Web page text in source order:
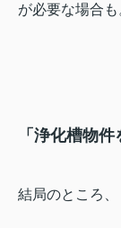
が必要な場合も
「浄化槽物
結局のところ